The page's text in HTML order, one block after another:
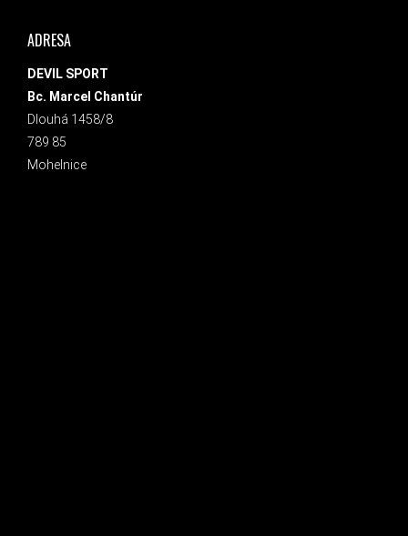
ADRESA
DEVIL SPORT
Bc. Marcel Chantúr
Dlouhá 1458/8
789 85
Mohelnice